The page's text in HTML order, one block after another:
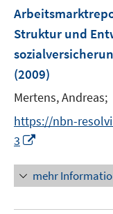
Struktur und
(2009)
Mertens, Andreas;
https://nbn-
3
n
e
u
mehr